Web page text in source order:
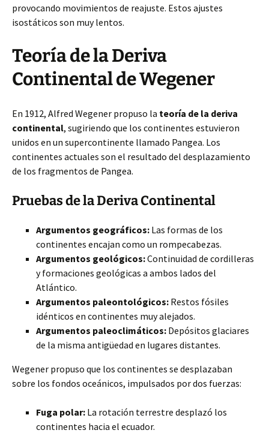
provocando movimientos de reajuste. Estos ajustes
isostáticos son muy lentos.
Teoría de la Deriva
Continental de Wegener
En 1912, Alfred Wegener propuso la teoría de la deriva
continental, sugiriendo que los continentes estuvieron
unidos en un supercontinente llamado Pangea. Los
continentes actuales son el resultado del desplazamiento
de los fragmentos de Pangea.
Pruebas de la Deriva Continental
Argumentos geográficos: Las formas de los
continentes encajan como un rompecabezas.
Argumentos geológicos:Continuidad de cordilleras
y formaciones geológicas a ambos lados del
Atlántico.
Argumentos paleontológicos: Restos fósiles
idénticos en continentes muy alejados.
Argumentos paleoclimáticos: Depósitos glaciares
de la misma antigüedad en lugares distantes.
Wegener propuso que los continentes se desplazaban
sobre los fondos oceánicos, impulsados por dos fuerzas:
Fuga polar: La rotación terrestre desplazó los
continentes hacia el ecuador.